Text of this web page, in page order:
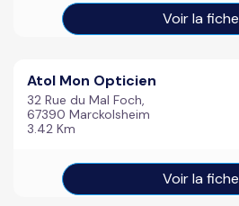
Voir la fiche
Atol Mon Opticien
32 Rue du Mal Foch,
67390 Marckolsheim
3.42 Km
Voir la fiche